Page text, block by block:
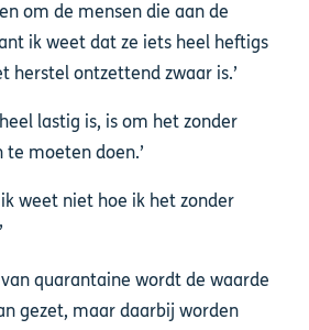
om de mensen die aan de
ik weet dat ze iets heel heftigs
herstel ontzettend zwaar is.’
lastig is, is om het zonder
moeten doen.’
ik weet niet hoe ik het zonder
van quarantaine wordt de waarde
gezet, maar daarbij worden